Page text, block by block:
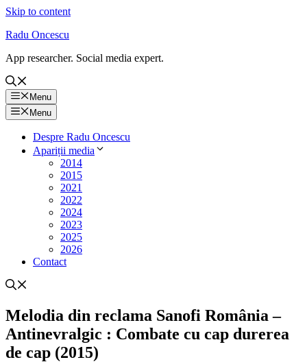
Skip to content
Radu Oncescu
App researcher. Social media expert.
Menu
Menu
Despre Radu Oncescu
Apariții media
2014
2015
2021
2022
2024
2023
2025
2026
Contact
Melodia din reclama Sanofi România –
Antinevralgic : Combate cu cap durerea
de cap (2015)